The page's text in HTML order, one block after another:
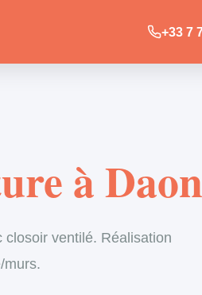
+33 7
à Daon
ventilé. Réalisation
murs.